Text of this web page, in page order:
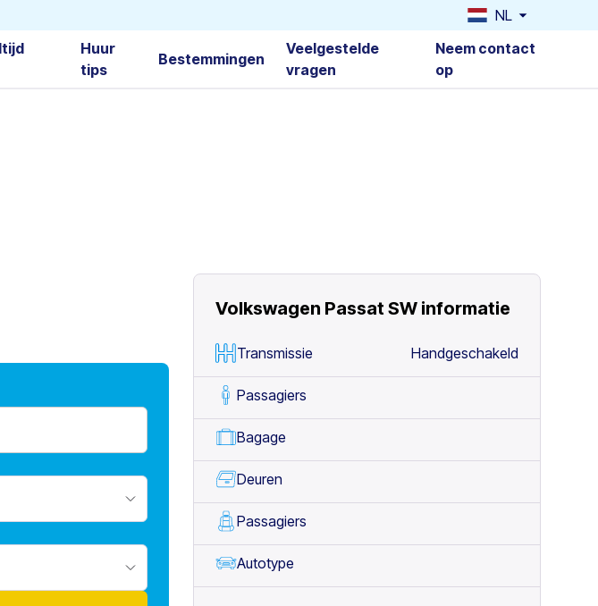
NL
Huur
tips
Bestemmingen
Veelgestelde
vragen
Neem contact
op
Volkswagen Passat SW informatie
Transmissie Handgeschakeld
Passagiers
Bagage
Deuren
Passagiers
Autotype